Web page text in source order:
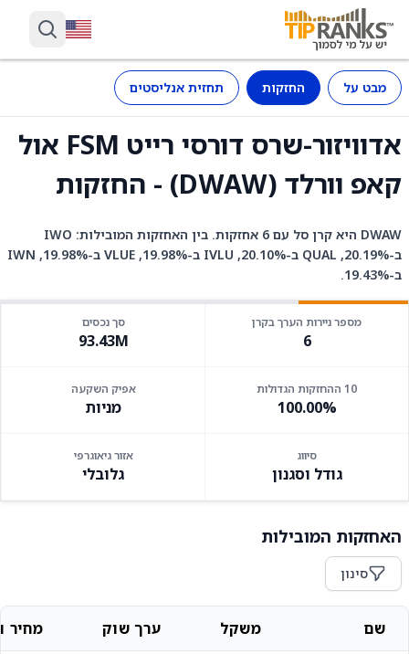
מבט על החזקות תחזית אנליסטים
אדוויזור-שרס דורסי רייט FSM אול
קאפ וורלד (DWAW) - החזקות
DWAW היא קרן סל עם 6 אחזקות. בין האחזקות המובילות: IWO
ב-20.19%, QUAL ב-20.10%, IVLU ב-19.98%, VLUE ב-19.98%, IWN
ב-19.43%.
מספר ניירות הערך בקרן
6
סך נכסים
93.43M
10 ההחזקות הגדולות
100.00%
אפיק השקעה
מניות
סיווג
גודל וסגנון
אזור גיאוגרפי
גלובלי
האחזקות המובילות
סינון
שם משקל ערך שוק מחיר